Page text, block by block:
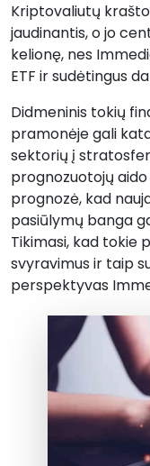
Kriptovaliutų
jaudinantis, o jo
kelionę, nes
ETF ir sudėtingus
Didmeninis tokių
pramonėje gali
sektorių į
prognozuotojų
prognozė, kad
pasiūlymų banga
Tikimasi, kad tokie
svyravimus ir taip
perspektyvas